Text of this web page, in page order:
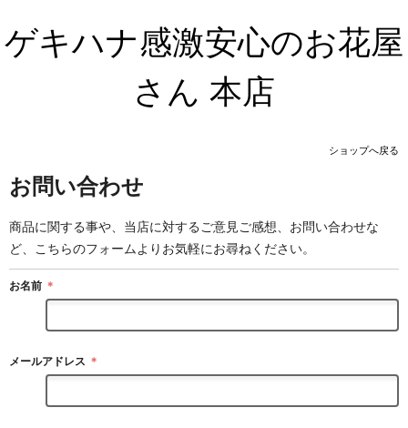
ゲキハナ感激安心のお花屋
さん 本店
ショップへ戻る
お問い合わせ
商品に関する事や、当店に対するご意見ご感想、お問い合わせな
ど、こちらのフォームよりお気軽にお尋ねください。
お名前 ＊
メールアドレス ＊